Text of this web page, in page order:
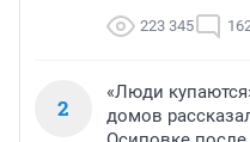
223 345
2
«Люди
домов